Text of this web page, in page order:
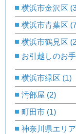
横浜市金沢区
横浜市青葉区
横浜市鶴見区
お引越しのお
横浜市緑区 (1)
汚部屋 (2)
町田市 (1)
神奈川県エリア